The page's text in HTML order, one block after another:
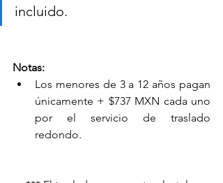
incluido.
Notas:
Los menores de 3 a 12 años pagan
únicamente + $737 MXN cada uno
por el servicio de traslado
redondo.